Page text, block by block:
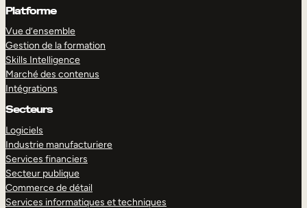
Platforme
Vue d’ensemble
Gestion de la formation
Skills Intelligence
Marché des contenus
Intégrations
Secteurs
Logiciels
Industrie manufacturiere
Services financiers
Secteur publique
Commerce de détail
Services informatiques et techniques